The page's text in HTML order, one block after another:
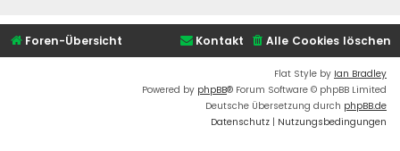
Foren-Übersicht Alle Cookies löschen
Kontakt
Flat Style by Ian Bradley
Powered by phpBB® Forum Software © phpBB Limited
Deutsche Übersetzung durch phpBB.de
Datenschutz | Nutzungsbedingungen